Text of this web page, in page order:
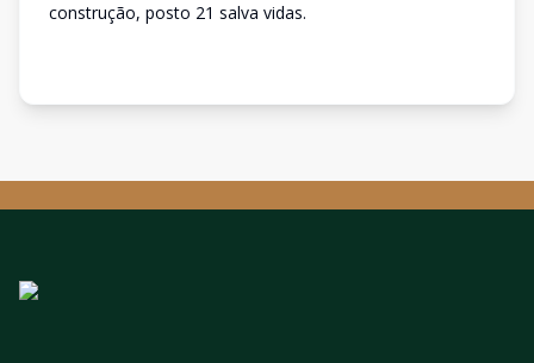
construção, posto 21 salva vidas.